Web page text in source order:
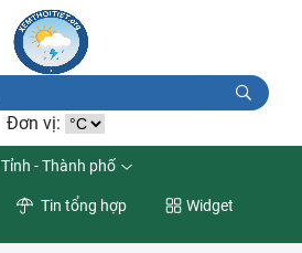
Đơn vị:
Tỉnh - Thành phố
Tin tổng hợp Widget